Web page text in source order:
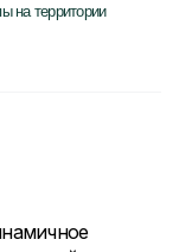
на территории